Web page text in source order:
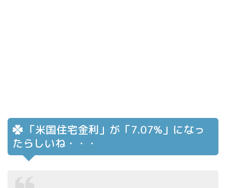
「米国住宅金利」が「7.07%」になっ
たらしいね・・・